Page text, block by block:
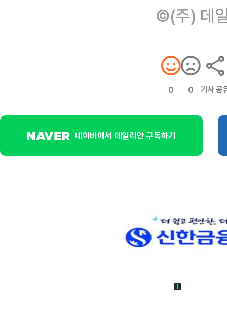
©(주) 데
0 0 기사 공
네이버에서 데일리안 구독하기